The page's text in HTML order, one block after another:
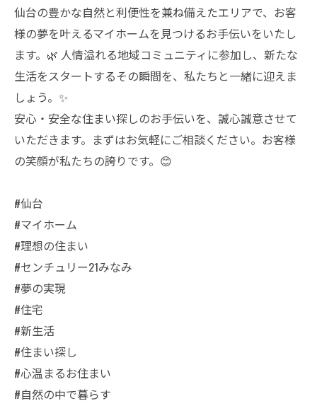
仙台の豊かな自然と利便性を兼ね備えたエリアで、お客
様の夢を叶えるマイホームを見つけるお手伝いをいたし
ます。🌿 人情溢れる地域コミュニティに参加し、新たな
生活をスタートするその瞬間を、私たちと一緒に迎えま
しょう。✨
安心・安全な住まい探しのお手伝いを、誠心誠意させて
いただきます。まずはお気軽にご相談ください。お客様
の笑顔が私たちの誇りです。😊
#仙台
#マイホーム
#理想の住まい
#センチュリー21みなみ
#夢の実現
#住宅
#新生活
#住まい探し
#心温まるお住まい
#自然の中で暮らす